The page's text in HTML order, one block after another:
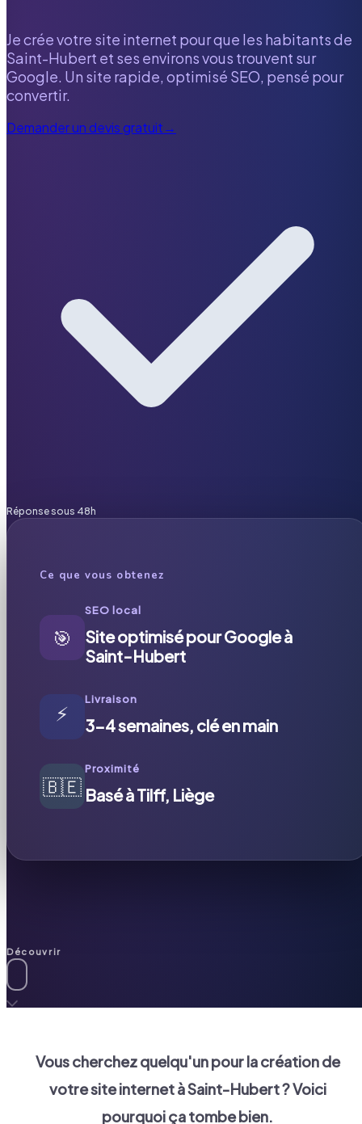
Je crée votre site internet pour que les habitants de
Saint-Hubert et ses environs vous trouvent sur
Google. Un site rapide, optimisé SEO, pensé pour
convertir.
Demander un devis gratuit→
Réponse sous 48h
Ce que vous obtenez
🎯
SEO local
Site optimisé pour Google à
Saint-Hubert
⚡
Livraison
3-4 semaines, clé en main
🇧🇪
Proximité
Basé à Tilff, Liège
Découvrir
Vous cherchez quelqu'un pour la création de
votre site internet àSaint-Hubert? Voici
pourquoi ça tombe bien.